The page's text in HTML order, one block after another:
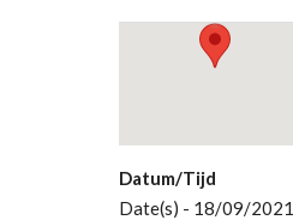
Datum/Tijd
Date(s) - 18/09/2021